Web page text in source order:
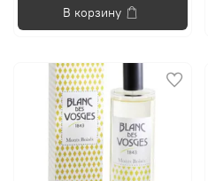
В корзину